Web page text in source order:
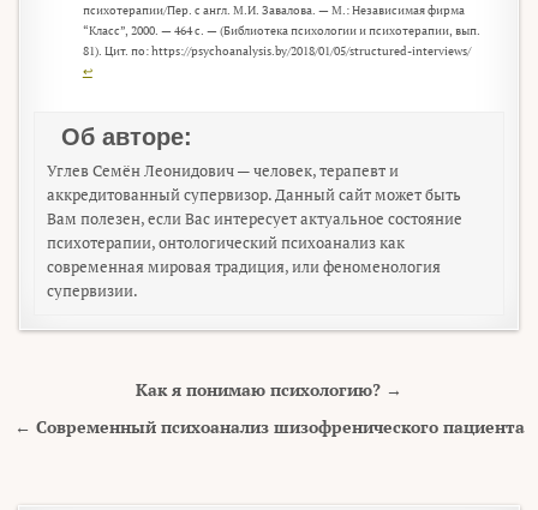
психотерапии/Пер. с англ. М.И. Завалова. — М.: Не­зави­симая фир­ма
“Класс”, 2000. — 464 с. — (Библиотека психологии и психотерапии, вып.
81). Цит. по: https://psychoanalysis.by/2018/01/05/structured-interviews/
↩︎
Об авторе:
Углев Семён Леонидович — человек, терапевт и
аккредитованный супервизор. Данный сайт может быть
Вам полезен, если Вас интересует актуальное состояние
психотерапии, онтологический психоанализ как
современная мировая традиция, или феноменология
супервизии.
Навигация по записям
Как я понимаю психологию? →
← Современный психоанализ шизофренического пациента